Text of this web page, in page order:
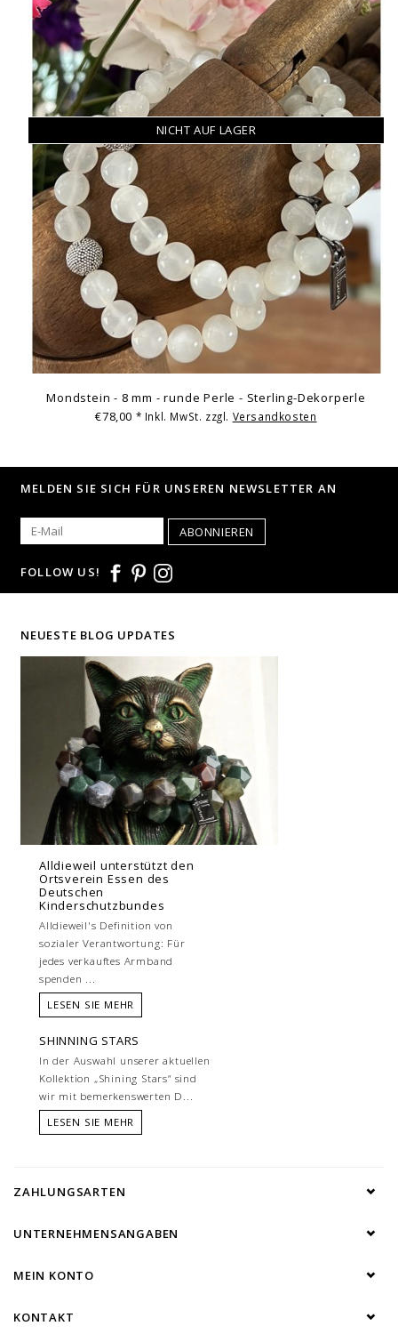
NICHT AUF LAGER
Mondstein - 8 mm - runde Perle - Sterling-Dekorperle
€78,00 * Inkl. MwSt. zzgl. Versandkosten
MELDEN SIE SICH FÜR UNSEREN NEWSLETTER AN
ABONNIEREN
FOLLOW US!
NEUESTE BLOG UPDATES
Alldieweil unterstützt den
Ortsverein Essen des
Deutschen
Kinderschutzbundes
Alldieweil's Definition von
sozialer Verantwortung: Für
jedes verkauftes Armband
spenden ...
LESEN SIE MEHR
SHINNING STARS
In der Auswahl unserer aktuellen
Kollektion „Shining Stars“ sind
wir mit bemerkenswerten D...
LESEN SIE MEHR
ZAHLUNGSARTEN
UNTERNEHMENSANGABEN
MEIN KONTO
KONTAKT